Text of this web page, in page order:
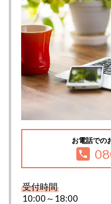
お電話での
受付時間
10:00～18:00